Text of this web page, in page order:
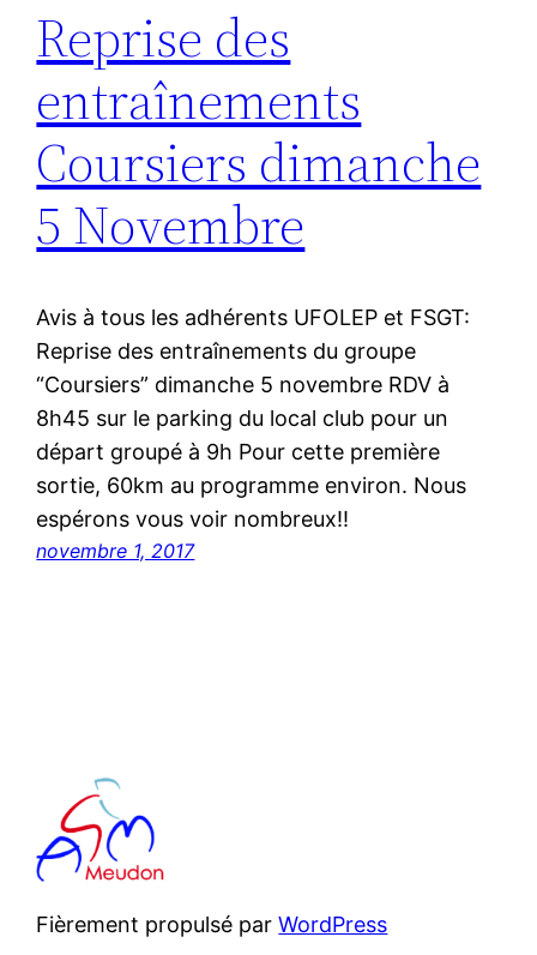
Reprise des
entraînements
Coursiers dimanche
5 Novembre
Avis à tous les adhérents UFOLEP et FSGT:
Reprise des entraînements du groupe
“Coursiers” dimanche 5 novembre RDV à
8h45 sur le parking du local club pour un
départ groupé à 9h Pour cette première
sortie, 60km au programme environ. Nous
espérons vous voir nombreux!!
novembre 1, 2017
Fièrement propulsé parWordPress